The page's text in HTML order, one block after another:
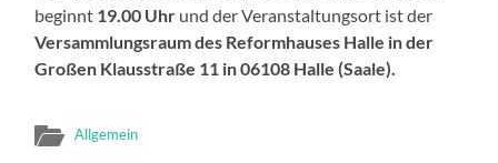
beginnt 19.00 Uhr und der Veranstaltungsort ist der
Versammlungsraum des Reformhauses Halle in der
Großen Klausstraße 11 in 06108 Halle (Saale).
Allgemein